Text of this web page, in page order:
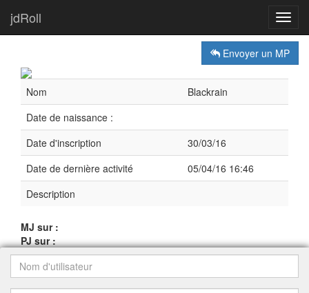
jdRoll
Envoyer un MP
Nom
Blackrain
Date de naissance :
Date d'inscription
30/03/16
Date de dernière activité
05/04/16 16:46
Description
MJ sur :
PJ sur :